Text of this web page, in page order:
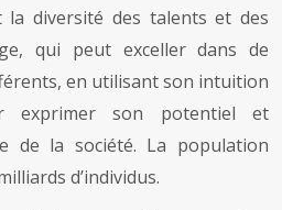
la diversité des talents et des
qui peut exceller dans de
en utilisant son intuition
exprimer son potentiel et
de la société. La population
d’individus.